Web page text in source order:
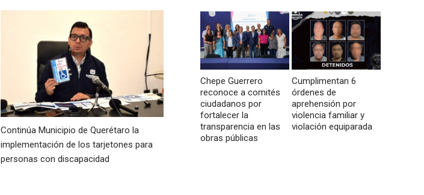
Continúa Municipio de Querétaro la
implementación de los tarjetones para
personas con discapacidad
Chepe Guerrero
reconoce a comités
ciudadanos por
fortalecer la
transparencia en las
obras públicas
Cumplimentan 6
órdenes de
aprehensión por
violencia familiar y
violación equiparada